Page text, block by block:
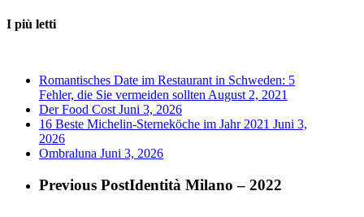
I più letti
Romantisches Date im Restaurant in Schweden: 5
Fehler, die Sie vermeiden sollten August 2, 2021
Der Food Cost Juni 3, 2026
16 Beste Michelin-Sterneköche im Jahr 2021 Juni 3,
2026
Ombraluna Juni 3, 2026
Previous PostIdentità Milano – 2022